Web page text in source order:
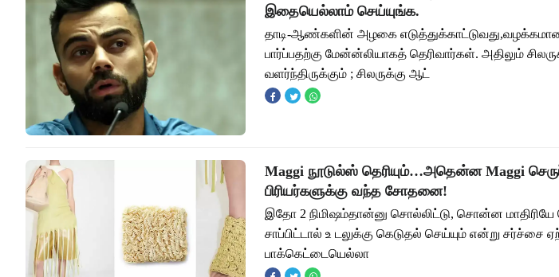
இதையெல்லாம் செய்யுங்க.
தாடி-ஆண்களின் அழகை
பார்ப்பதற்கு மேன்ன்லியாகத் தெரிவார்கள். அதிலும்
வளர்ந்திருக்கும் ; சிலருக்கு ஆட்
Maggi நூடுல்ஸ் தெரியும்…அதென்ன Maggi
பிரியர்களுக்கு வந்த சோதனை!
இதோ 2 நிமிஷம்தான்னு சொல்லிட்டு, சொன்ன மாதிரியே
சாப்பிட்டால் உ டலுக்கு கெடுதல் செய்யும் என்று சர்ச்சை
பாக்கெட்டையெல்லா